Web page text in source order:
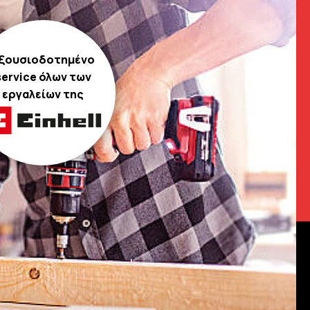
όλων των
εργαλείων της